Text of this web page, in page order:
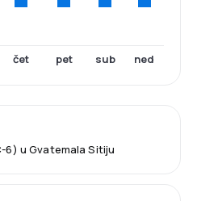
čet pet sub ned
6) u Gvatemala Sitiju